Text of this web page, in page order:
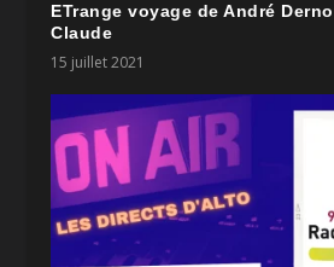
ETrange voyage de André
Claude
15 juillet 2021